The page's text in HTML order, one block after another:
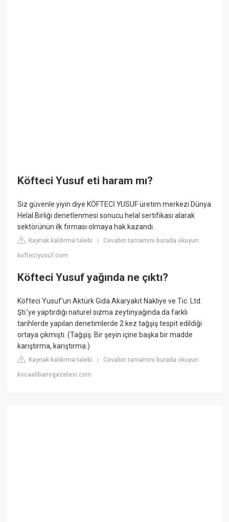
Köfteci Yusuf eti haram mı?
Siz güvenle yiyin diye KÖFTECİ YUSUF üretim merkezi Dünya
Helal Birliği denetlenmesi sonucu helal sertifikası alarak
sektörünün ilk firması olmaya hak kazandı.
Kaynak kaldırma talebi |Cevabın tamamını burada okuyun:
kofteciyusuf.com
Köfteci Yusuf yağında ne çıktı?
Köfteci Yusuf'un Aktürk Gıda Akaryakıt Nakliye ve Tic. Ltd.
Şti.'ye yaptırdığı naturel sızma zeytinyağında da farklı
tarihlerde yapılan denetimlerde 2 kez tağşiş tespit edildiği
ortaya çıkmıştı. (Tağşiş: Bir şeyin içine başka bir madde
karıştırma, karıştırma.)
Kaynak kaldırma talebi |Cevabın tamamını burada okuyun:
kocaelibarisgazetesi.com